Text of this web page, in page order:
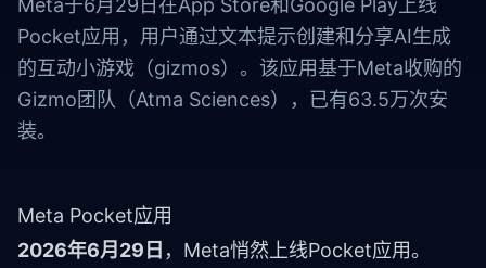
Meta于6月29日在App Store和Google Play上线
Pocket应用，用户通过文本提示创建和分享AI生成
的互动小游戏（gizmos）。该应用基于Meta收购的
Gizmo团队（Atma Sciences），已有63.5万次安
装。
Meta Pocket应用
2026年6月29日 ，Meta悄然上线Pocket应用。